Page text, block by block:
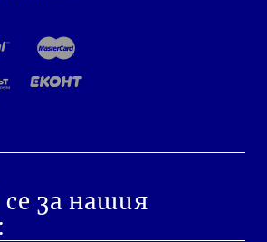
за нашия